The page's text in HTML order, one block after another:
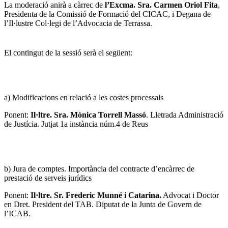
La moderació anirà a càrrec de l’Excma. Sra. Carmen Oriol Fita,
Presidenta de la Comissió de Formació del CICAC, i Degana de
l’Il·lustre Col·legi de l’Advocacia de Terrassa.
El contingut de la sessió serà el següent:
a) Modificacions en relació a les costes processals
Ponent: Il·ltre. Sra. Mònica Torrell Massó. Lletrada Administració
de Justícia. Jutjat 1a instància núm.4 de Reus
b) Jura de comptes. Importància del contracte d’encàrrec de
prestació de serveis jurídics
Ponent: Il·ltre. Sr. Frederic Munné i Catarina. Advocat i Doctor
en Dret. President del TAB. Diputat de la Junta de Govern de
l’ICAB.